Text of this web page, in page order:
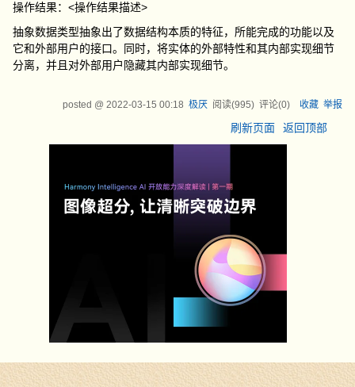
操作结果：<操作结果描述>
抽象数据类型抽象出了数据结构本质的特征，所能完成的功能以及
它和外部用户的接口。同时，将实体的外部特性和其内部实现细节
分离，并且对外部用户隐藏其内部实现细节。
posted @ 2022-03-15 00:18 极厌阅读(995) 评论(0) 收藏 举报
刷新页面 返回顶部